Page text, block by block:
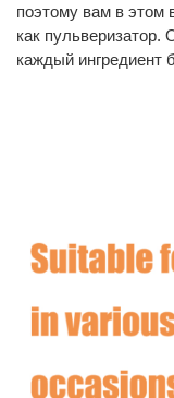
поэтому вам в этом
как
каждый